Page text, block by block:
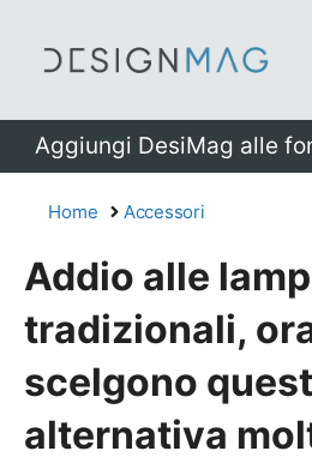
Aggiungi DesiMag alle
Home Accessori
Addio alle
tradizionali,
scelgono
alternativa